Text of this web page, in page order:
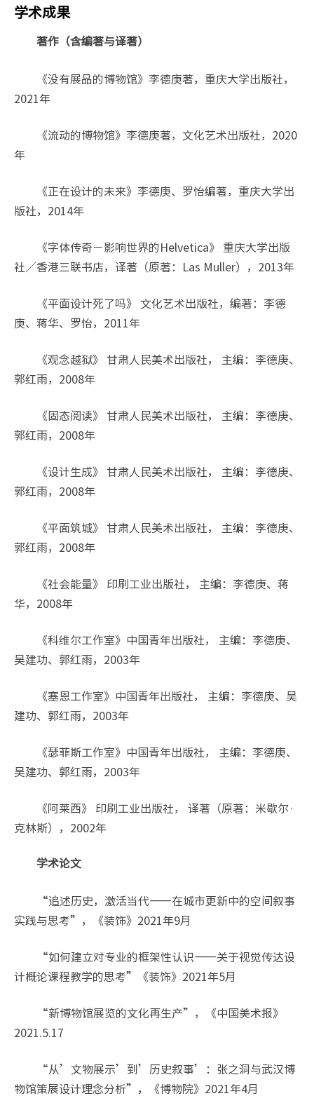
学术成果
著作（含编著与译著）
《没有展品的博物馆》李德庚著，重庆大学出版社，
2021年
《流动的博物馆》李德庚著，文化艺术出版社，2020
年
《正在设计的未来》李德庚、罗怡编著，重庆大学出
版社，2014年
《字体传奇－影响世界的Helvetica》 重庆大学出版
社／香港三联书店，译著（原著：Las Muller），2013年
《平面设计死了吗》 文化艺术出版社，编著：李德
庚、蒋华、罗怡，2011年
《观念越狱》 甘肃人民美术出版社， 主编：李德庚、
郭红雨，2008年
《固态阅读》 甘肃人民美术出版社， 主编：李德庚、
郭红雨，2008年
《设计生成》 甘肃人民美术出版社， 主编：李德庚、
郭红雨，2008年
《平面筑城》 甘肃人民美术出版社， 主编：李德庚、
郭红雨，2008年
《社会能量》 印刷工业出版社， 主编：李德庚、蒋
华，2008年
《科维尔工作室》中国青年出版社， 主编：李德庚、
吴建功、郭红雨，2003年
《塞恩工作室》中国青年出版社， 主编：李德庚、吴
建功、郭红雨，2003年
《瑟菲斯工作室》中国青年出版社， 主编：李德庚、
吴建功、郭红雨，2003年
《阿莱西》 印刷工业出版社， 译著（原著：米歇尔·
克林斯），2002年
学术论文
“追述历史，激活当代——在城市更新中的空间叙事
实践与思考”，《装饰》2021年9月
“如何建立对专业的框架性认识——关于视觉传达设
计概论课程教学的思考”《装饰》2021年5月
“新博物馆展览的文化再生产”，《中国美术报》
2021.5.17
“从’文物展示’到’历史叙事’：张之洞与武汉博
物馆策展设计理念分析”，《博物院》2021年4月